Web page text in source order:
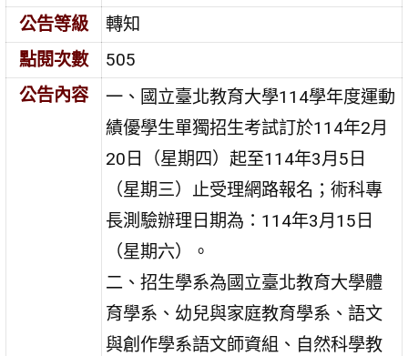
公告等級
轉知
點閱次數
505
公告內容
一、國立臺北教育大學114學年度運動
績優學生單獨招生考試訂於114年2月
20日（星期四）起至114年3月5日
（星期三）止受理網路報名；術科專
長測驗辦理日期為：114年3月15日
（星期六）。
二、招生學系為國立臺北教育大學體
育學系、幼兒與家庭教育學系、語文
與創作學系語文師資組、自然科學教